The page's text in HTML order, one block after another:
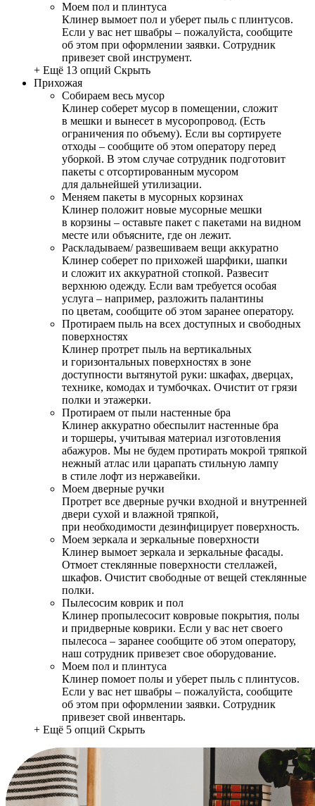
Моем пол и плинтуса
Клинер вымоет пол и уберет пыль с плинтусов.
Если у вас нет швабры – пожалуйста, сообщите
об этом при оформлении заявки. Сотрудник
привезет свой инструмент.
+ Ещё 13 опций Скрыть
Прихожая
Собираем весь мусор
Клинер соберет мусор в помещении, сложит
в мешки и вынесет в мусоропровод. (Есть
ограничения по объему). Если вы сортируете
отходы – сообщите об этом оператору перед
уборкой. В этом случае сотрудник подготовит
пакеты с отсортированным мусором
для дальнейшей утилизации.
Меняем пакеты в мусорных корзинах
Клинер положит новые мусорные мешки
в корзины – оставьте пакет с пакетами на видном
месте или объясните, где он лежит.
Раскладываем/ развешиваем вещи аккуратно
Клинер соберет по прихожей шарфики, шапки
и сложит их аккуратной стопкой. Развесит
верхнюю одежду. Если вам требуется особая
услуга – например, разложить палантины
по цветам, сообщите об этом заранее оператору.
Протираем пыль на всех доступных и свободных
поверхностях
Клинер протрет пыль на вертикальных
и горизонтальных поверхностях в зоне
доступности вытянутой руки: шкафах, дверцах,
технике, комодах и тумбочках. Очистит от грязи
полки и этажерки.
Протираем от пыли настенные бра
Клинер аккуратно обеспылит настенные бра
и торшеры, учитывая материал изготовления
абажуров. Мы не будем протирать мокрой тряпкой
нежный атлас или царапать стильную лампу
в стиле лофт из нержавейки.
Моем дверные ручки
Протрет все дверные ручки входной и внутренней
двери сухой и влажной тряпкой,
при необходимости дезинфицирует поверхность.
Моем зеркала и зеркальные поверхности
Клинер вымоет зеркала и зеркальные фасады.
Отмоет стеклянные поверхности стеллажей,
шкафов. Очистит свободные от вещей стеклянные
полки.
Пылесосим коврик и пол
Клинер пропылесосит ковровые покрытия, полы
и придверные коврики. Если у вас нет своего
пылесоса – заранее сообщите об этом оператору,
наш сотрудник привезет свое оборудование.
Моем пол и плинтуса
Клинер помоет полы и уберет пыль с плинтусов.
Если у вас нет швабры – пожалуйста, сообщите
об этом при оформлении заявки. Сотрудник
привезет свой инвентарь.
+ Ещё 5 опций Скрыть